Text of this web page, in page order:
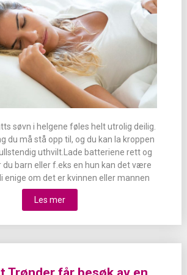
søvn i helgene føles helt utrolig deilig.
du må stå opp til, og du kan la kroppen
uthvilt.Lade batteriene rett og
du barn eller f.eks en hun kan det være
enige om det er kvinnen eller mannen
Les mer